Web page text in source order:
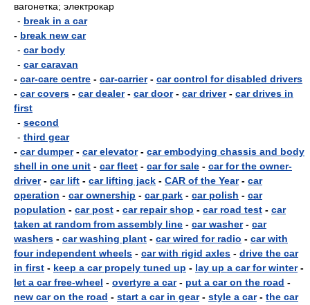
вагонетка; электрокар
- break in a car
- break new car
- car body
- car caravan
- car-care centre - car-carrier- car control for disabled drivers
- car covers - car dealer- car door- car driver- car drives in
first
- second
- third gear
- car dumper- car elevator- car embodying chassis and body
shell in one unit - car fleet - car for sale - car for the owner-
driver- car lift - car lifting jack - CAR of the Year- car
operation - car ownership - car park - car polish - car
population - car post - car repair shop - car road test - car
taken at random from assembly line - car washer- car
washers - car washing plant - car wired for radio - car with
four independent wheels - car with rigid axles - drive the car
in first - keep a car propely tuned up - lay up a car for winter-
let a car free-wheel - overtyre a car- put a car on the road -
new car on the road - start a car in gear- style a car- the car